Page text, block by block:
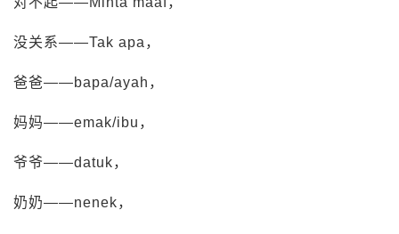
没关系——Tak apa，
爸爸——bapa/ayah，
妈妈——emak/ibu，
爷爷——datuk，
奶奶——nenek，